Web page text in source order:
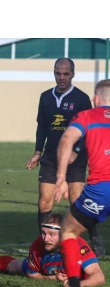
Les adversaires en Fédérale 2
vieilles connaissances et un
Groupe senior: tout un
préparation pour être prêt le 13
18 juin 2026